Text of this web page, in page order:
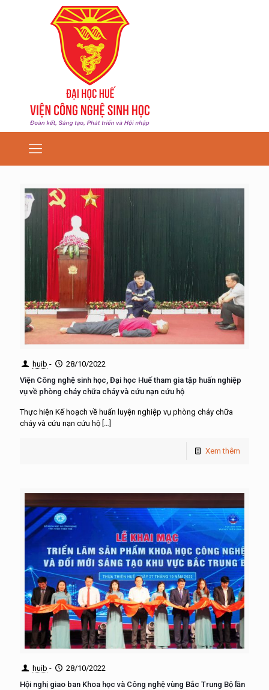
huib -
28/10/2022
Viện Công nghệ sinh học, Đại học Huế tham gia tập huấn nghiệp
vụ về phòng cháy chữa cháy và cứu nạn cứu hộ
Thực hiện Kế hoạch về huấn luyện nghiệp vụ phòng cháy chữa
cháy và cứu nạn cứu hộ […]
Xem thêm
huib -
28/10/2022
Hội nghị giao ban Khoa học và Công nghệ vùng Bắc Trung Bộ lần